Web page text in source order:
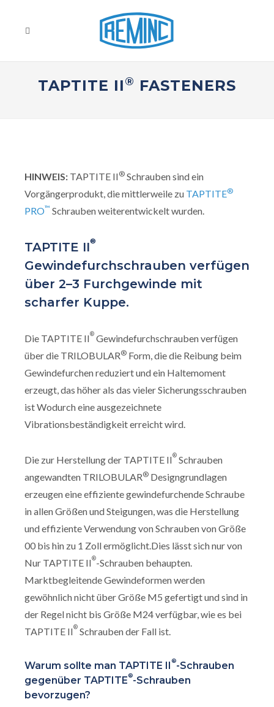
TAPTITE II® FASTENERS
HINWEIS: TAPTITE II® Schrauben sind ein
Vorgängerprodukt, die mittlerweile zu TAPTITE®
PRO™ Schrauben weiterentwickelt wurden.
TAPTITE II®
Gewindefurchschrauben verfügen
über 2–3 Furchgewinde mit
scharfer Kuppe.
Die TAPTITE II® Gewindefurchschrauben verfügen
über die TRILOBULAR® Form, die die Reibung beim
Gewindefurchen reduziert und ein Haltemoment
erzeugt, das höher als das vieler Sicherungsschrauben
ist Wodurch eine ausgezeichnete
Vibrationsbeständigkeit erreicht wird.
Die zur Herstellung der TAPTITE II® Schrauben
angewandten TRILOBULAR® Designgrundlagen
erzeugen eine effiziente gewindefurchende Schraube
in allen Größen und Steigungen, was die Herstellung
und effiziente Verwendung von Schrauben von Größe
00 bis hin zu 1 Zoll ermöglicht.Dies lässt sich nur von
Nur TAPTITE II®-Schrauben behaupten.
Marktbegleitende Gewindeformen werden
gewöhnlich nicht über Größe M5 gefertigt und sind in
der Regel nicht bis Größe M24 verfügbar, wie es bei
TAPTITE II® Schrauben der Fall ist.
Warum sollte man TAPTITE II®-Schrauben
gegenüber TAPTITE®-Schrauben
bevorzugen?